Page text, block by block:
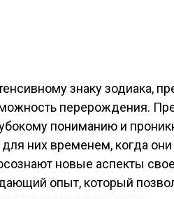
знаку зодиака,
перерождения.
пониманию и
них временем, когда
новые аспекты
опыт, который